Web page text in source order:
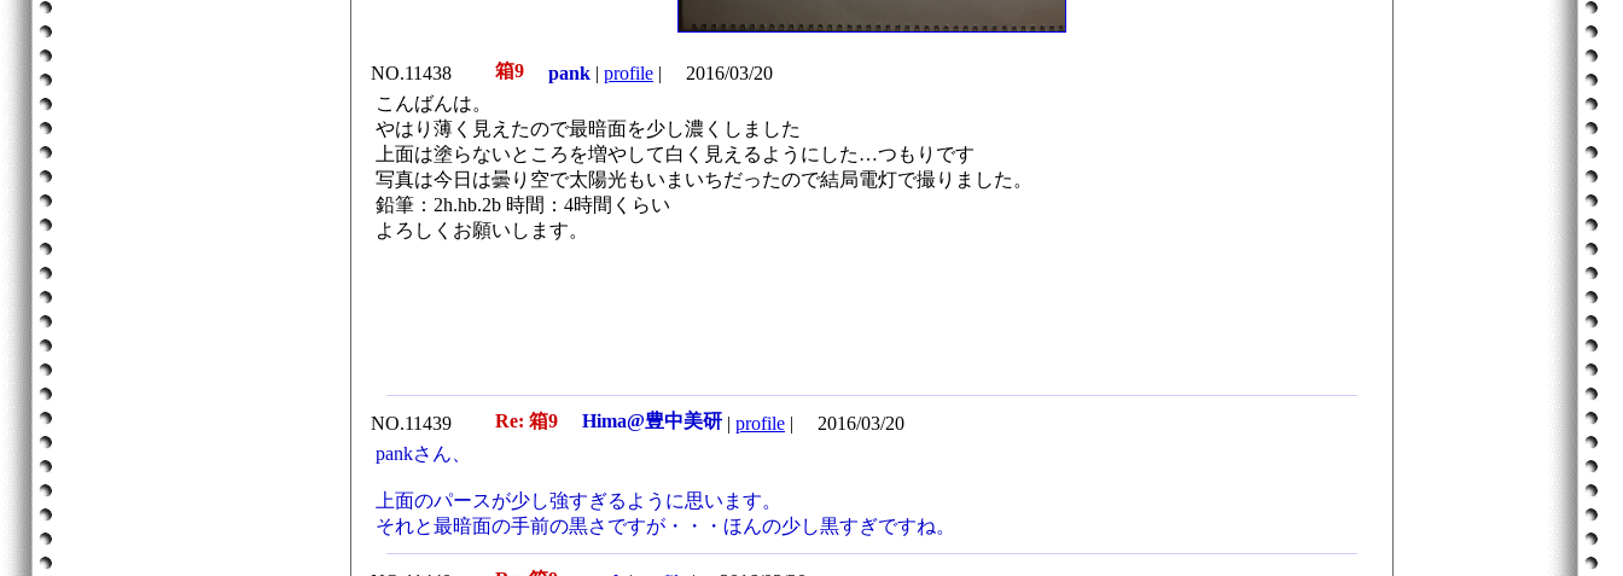
NO.11438 箱9 pank | profile |
2016/03/20
こんばんは。
やはり薄く見えたので最暗面を少し濃くしました
上面は塗らないところを増やして白く見えるようにした…つもりです
写真は今日は曇り空で太陽光もいまいちだったので結局電灯で撮りました。
鉛筆：2h.hb.2b 時間：4時間くらい
よろしくお願いします。
NO.11439 Re: 箱9 Hima@豊中美研 | profile |
2016/03/20
pankさん、
上面のパースが少し強すぎるように思います。
それと最暗面の手前の黒さですが・・・ほんの少し黒すぎですね。